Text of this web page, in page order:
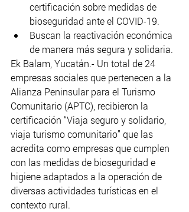
certificación sobre medidas de
bioseguridad ante el COVID-19.
Buscan la reactivación económica
de manera más segura y solidaria.
Ek Balam, Yucatán.- Un total de 24
empresas sociales que pertenecen a la
Alianza Peninsular para el Turismo
Comunitario (APTC), recibieron la
certificación “Viaja seguro y solidario,
viaja turismo comunitario” que las
acredita como empresas que cumplen
con las medidas de bioseguridad e
higiene adaptados a la operación de
diversas actividades turísticas en el
contexto rural.